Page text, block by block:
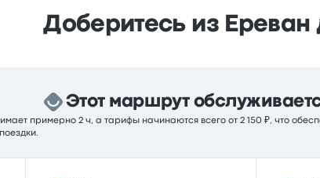
Доберитесь из Ереван
Этот маршрут
примерно 2 ч, а тарифы начинаются всего от 2 150 ₽, что